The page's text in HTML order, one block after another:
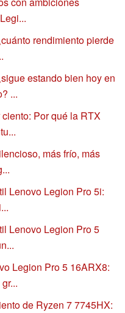
rendimiento pierde
estando bien hoy en
...
Por qué la RTX
más frío, más
Lenovo Legion Pro 5i:
Lenovo Legion Pro 5
Legion Pro 5 16ARX8:
de Ryzen 7 7745HX: